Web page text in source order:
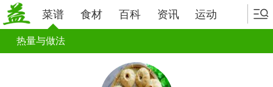
菜谱 食材 百科 资讯 运动
热量与做法